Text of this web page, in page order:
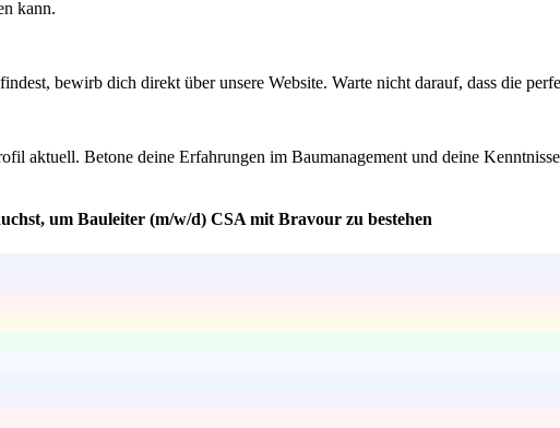
kann.
bewirb dich direkt über unsere Website. Warte nicht darauf, dass die
aktuell. Betone deine Erfahrungen im Baumanagement und deine
um Bauleiter (m/w/d) CSA mit Bravour zu bestehen